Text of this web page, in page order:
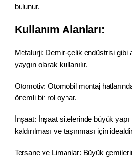
bulunur.
Kullanım Alanları:
Metalurji: Demir-çelik endüstrisi gibi
yaygın olarak kullanılır.
Otomotiv: Otomobil montaj
önemli bir rol oynar.
İnşaat: İnşaat sitelerinde büyük
kaldırılması ve taşınması için
Tersane ve Limanlar: Büyük